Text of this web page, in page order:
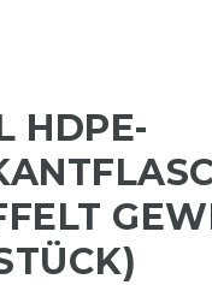
HDPE-